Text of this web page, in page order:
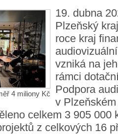
4 miliony Kč
19. dubna
Plzeňský
roce kraj
vzniká na
rámci
Podpora
v
celkem 3 905 000
z celkových 16